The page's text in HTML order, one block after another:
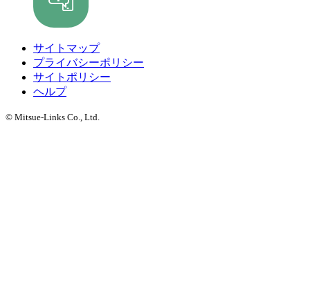
サイトマップ
プライバシーポリシー
サイトポリシー
ヘルプ
© Mitsue-Links Co., Ltd.